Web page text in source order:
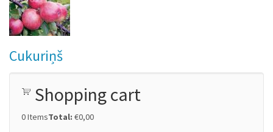
Cukuriņš
Shopping cart
0ItemsTotal: €0,00